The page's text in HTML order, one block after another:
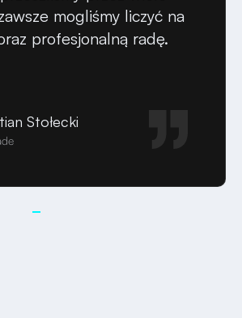
mogliśmy liczyć na
profesjonalną radę.
Stołecki